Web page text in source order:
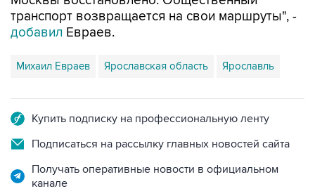
транспорт возвращается на свои маршруты", -
добавил Евраев.
Михаил Евраев Ярославская область Ярославль
Купить подписку на профессиональную ленту
Подписаться на рассылку главных новостей сайта
Получать оперативные новости в официальном
канале